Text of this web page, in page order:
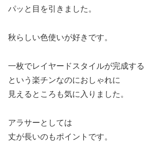
パッと目を引きました。
秋らしい色使いが好きです。
一枚でレイヤードスタイルが完成する
という楽チンなのにおしゃれに
見えるところも気に入りました。
アラサーとしては
丈が長いのもポイントです。